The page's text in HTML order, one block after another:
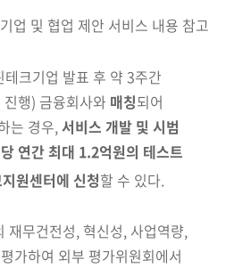
업 및 협업 제안 서비스 내용 참고
테크기업 발표 후 약 3주간
행) 금융회사와 매칭되어
는 경우,서비스 개발 및 시범
연간 최대 1.2억원의 테스트
원센터에 신청할 수 있다.
재무건전성, 혁신성, 사업역량,
가하여 외부 평가위원회에서